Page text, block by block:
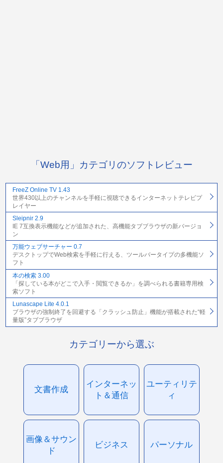
「Web用」カテゴリのソフトレビュー
FreeZ Online TV 1.43
世界430以上のチャンネルを手軽に視聴できるインターネットテレビプ
レイヤー
Sleipnir 2.9
IE 7互換表示機能などが追加された、高機能タブブラウザの新バージョ
ン
万能ウェブサーチャー 0.7
デスクトップでWeb検索を手軽に行える、ツールバータイプの多機能ソ
フト
本の検索 3.00
「探している本がどこで入手・閲覧できるか」を調べられる書籍専用検
索ソフト
Lunascape Lite 4.0.1
ブラウザの強制終了を回避する「クラッシュ防止」機能が搭載された“軽
量版”タブブラウザ
カテゴリーから選ぶ
文書作成
インターネッ
ト＆通信
ユーティリテ
ィ
画像＆サウン
ド
ビジネス パーソナル